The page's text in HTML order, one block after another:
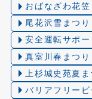
おばなざわ花笠
尾花沢雪まつり
安全運転サポ
真室川春まつり
上杉城史苑夏ま
バリアフリービ